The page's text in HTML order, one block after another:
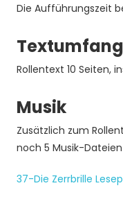
Die Aufführungszeit
Textumfang
Rollentext 10 Seiten,
Musik
Zusätzlich zum
noch 5 Musik-
37-Die Zerrbrille